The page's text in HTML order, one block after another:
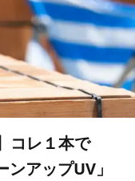
コレ１本で
アップUV」